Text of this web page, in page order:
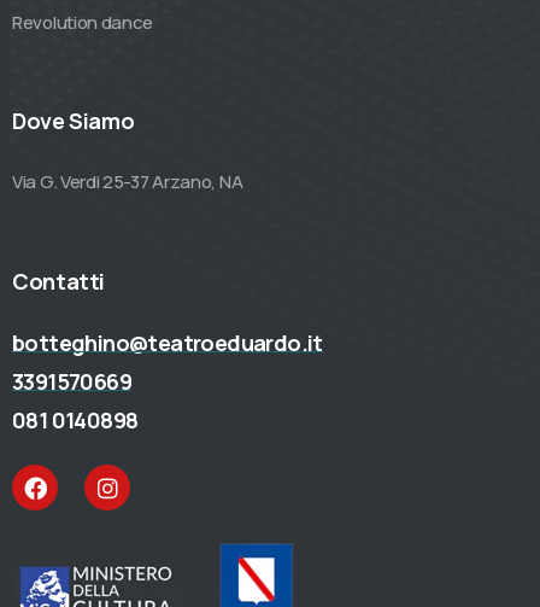
Revolution dance
Dove Siamo
Via G. Verdi 25-37 Arzano, NA
Contatti
botteghino@teatroeduardo.it
3391570669
081 0140898